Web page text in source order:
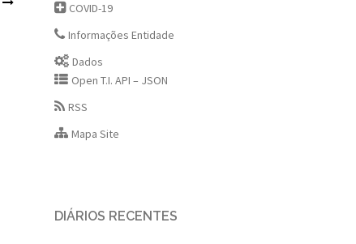
COVID-19
Informações Entidade
Dados
Open T.I. API – JSON
RSS
Mapa Site
DIÁRIOS RECENTES